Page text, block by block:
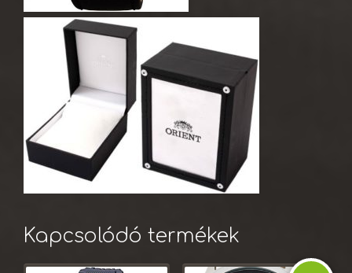
Kapcsolódó termékek